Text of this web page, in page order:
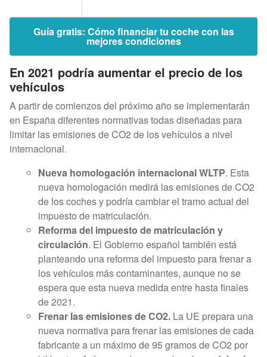
Guía gratis: Cómo financiar tu coche con las
mejores condiciones
En 2021 podría aumentar el precio de los
vehículos
A partir de comienzos del próximo año se implementarán
en España diferentes normativas todas diseñadas para
limitar las emisiones de CO2 de los vehículos a nivel
internacional.
Nueva homologación internacional WLTP. Esta
nueva homologación medirá las emisiones de CO2
de los coches y podría cambiar el tramo actual del
impuesto de matriculación.
Reforma del impuesto de matriculación y
circulación. El Gobierno español también está
planteando una reforma del impuesto para frenar a
los vehículos más contaminantes, aunque no se
espera que esta nueva medida entre hasta finales
de 2021.
Frenar las emisiones de CO2. La UE prepara una
nueva normativa para frenar las emisiones de cada
fabricante a un máximo de 95 gramos de CO2 por